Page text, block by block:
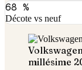
68 %
Décote vs neuf
Volkswagen
millésime